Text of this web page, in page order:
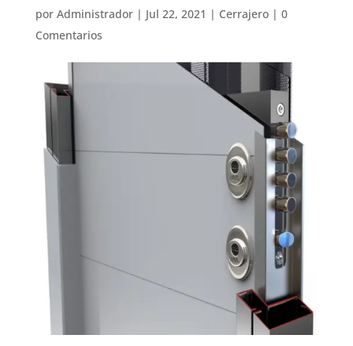
por Administrador| Jul 22, 2021 | Cerrajero| 0
Comentarios